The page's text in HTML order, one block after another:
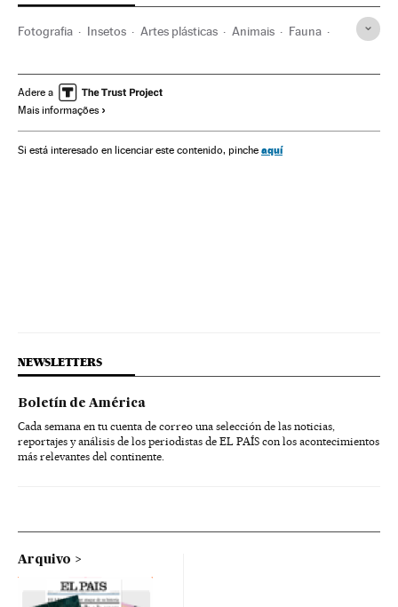
Fotografia Insetos Artes plásticas Animais Fauna
Adere a
Mais informações
Si está interesado en licenciar este contenido, pinche aquí
NEWSLETTERS
Boletín de América
Cada semana en tu cuenta de correo una selección de las noticias,
reportajes y análisis de los periodistas de EL PAÍS con los acontecimientos
más relevantes del continente.
Arquivo